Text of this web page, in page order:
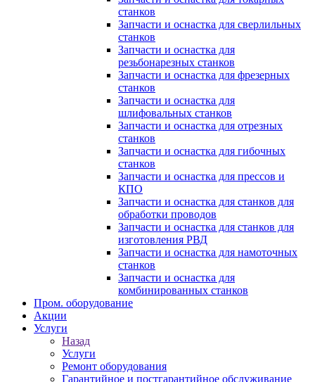
станков
Запчасти и оснастка для сверлильных
станков
Запчасти и оснастка для
резьбонарезных станков
Запчасти и оснастка для фрезерных
станков
Запчасти и оснастка для
шлифовальных станков
Запчасти и оснастка для отрезных
станков
Запчасти и оснастка для гибочных
станков
Запчасти и оснастка для прессов и
КПО
Запчасти и оснастка для станков для
обработки проводов
Запчасти и оснастка для станков для
изготовления РВД
Запчасти и оснастка для намоточных
станков
Запчасти и оснастка для
комбинированных станков
Пром. оборудование
Акции
Услуги
Назад
Услуги
Ремонт оборудования
Гарантийное и постгарантийное обслуживание